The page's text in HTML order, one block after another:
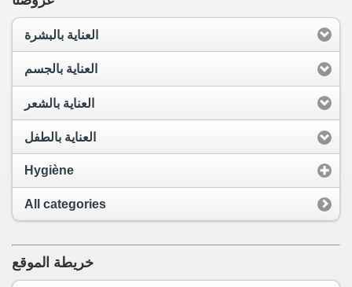
العناية بالبشرة
العناية بالجسم
العناية بالشعر
العناية بالطفل
Hygiène
All categories
خريطة الموقع